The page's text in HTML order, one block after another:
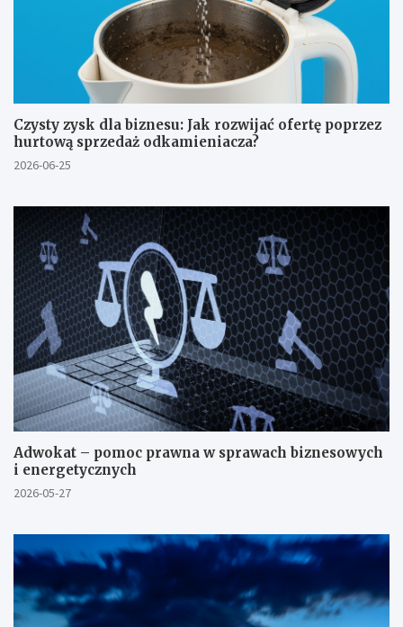
Czysty zysk dla biznesu: Jak rozwijać ofertę poprzez
hurtową sprzedaż odkamieniacza?
2026-06-25
Adwokat – pomoc prawna w sprawach biznesowych
i energetycznych
2026-05-27